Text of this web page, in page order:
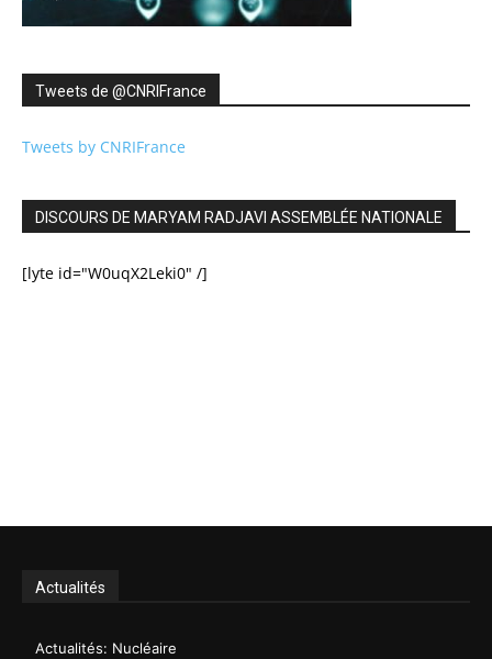
Tweets de ‎@CNRIFrance
Tweets by CNRIFrance
DISCOURS DE MARYAM RADJAVI ASSEMBLÉE NATIONALE
[lyte id="W0uqX2Leki0" /]
Actualités
Actualités: Nucléaire